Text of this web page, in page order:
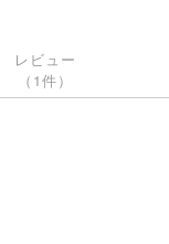
レビュー
（1件）